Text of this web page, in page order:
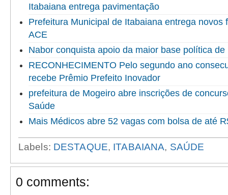
Itabaiana entrega pavimentação
Prefeitura Municipal de Itabaiana entrega novos
ACE
Nabor conquista apoio da maior base política de
RECONHECIMENTO Pelo segundo ano
recebe Prêmio Prefeito Inovador
prefeitura de Mogeiro abre inscrições de
Saúde
Mais Médicos abre 52 vagas com bolsa de até
Labels: DESTAQUE, ITABAIANA, SAÚDE
0 comments: